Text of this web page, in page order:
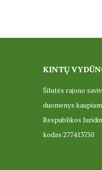
KINTŲ
Šilutės rajono
duomenys
Respublikos
kodas 277413750